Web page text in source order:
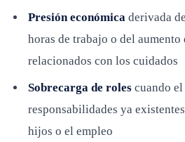
Presión económica derivada
horas de trabajo o del aumento
relacionados con los cuidados
Sobrecarga de roles cuando el
responsabilidades ya
hijos o el empleo